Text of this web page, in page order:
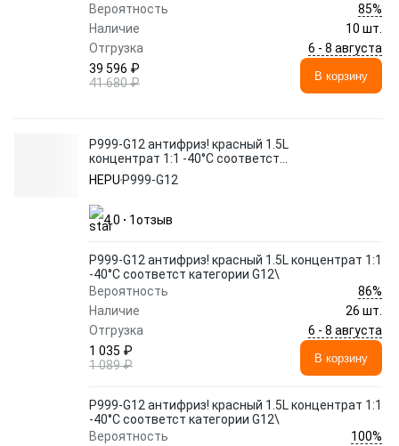
Вероятность
85%
Наличие
10 шт.
Отгрузка
6 - 8 августа
39 596 ₽
41 680 ₽
В корзину
P999-G12 антифриз! красный 1.5L
концентрат 1:1 -40°C соответст
категории G12\
HEPU P999-G12
4.0 1отзыв
P999-G12 антифриз! красный 1.5L концентрат 1:1
-40°C соответст категории G12\
Вероятность
86%
Наличие
26 шт.
Отгрузка
6 - 8 августа
1 035 ₽
1 089 ₽
В корзину
P999-G12 антифриз! красный 1.5L концентрат 1:1
-40°C соответст категории G12\
Вероятность
100%